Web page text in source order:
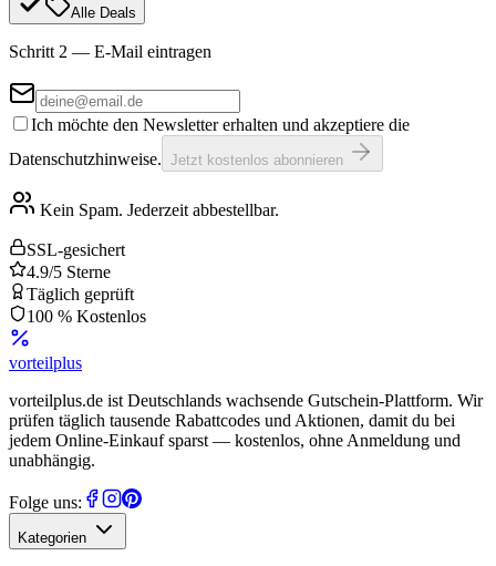
Alle Deals
Schritt 2 — E-Mail eintragen
Ich möchte den Newsletter erhalten und akzeptiere die
Datenschutzhinweise. Jetzt kostenlos abonnieren
Kein Spam. Jederzeit abbestellbar.
SSL-gesichert
4.9/5 Sterne
Täglich geprüft
100 % Kostenlos
vorteilplus
vorteilplus.de ist Deutschlands wachsende Gutschein-Plattform. Wir
prüfen täglich tausende Rabattcodes und Aktionen, damit du bei
jedem Online-Einkauf sparst — kostenlos, ohne Anmeldung und
unabhängig.
Folge uns:
Kategorien